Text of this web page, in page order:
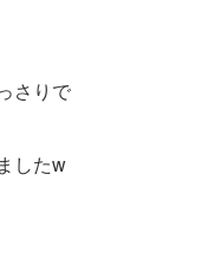
さりで
したw